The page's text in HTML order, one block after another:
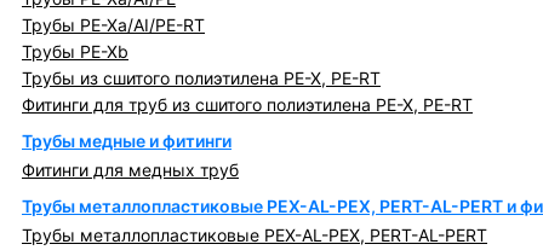
Трубы PE-Xa/AI/PE-RT
Трубы PE-Xb
Трубы из сшитого полиэтилена PE-X, PE-RT
Фитинги для труб из сшитого полиэтилена PE-X, PE-RT
Трубы медные и фитинги
Фитинги для медных труб
Трубы металлопластиковые PEX-AL-PEX, PERT-AL-PERT и
Трубы металлопластиковые PEX-AL-PEX, PERT-AL-PERT